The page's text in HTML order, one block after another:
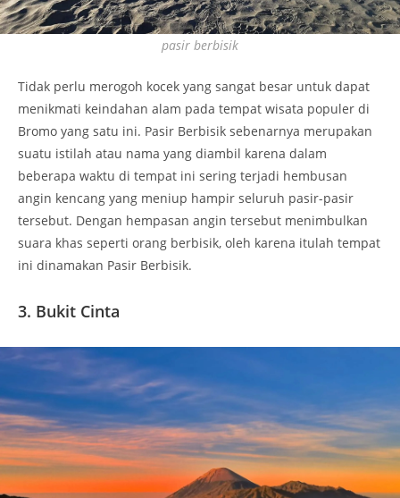
pasir berbisik
Tidak perlu merogoh kocek yang sangat besar untuk dapat
menikmati keindahan alam pada tempat wisata populer di
Bromo yang satu ini. Pasir Berbisik sebenarnya merupakan
suatu istilah atau nama yang diambil karena dalam
beberapa waktu di tempat ini sering terjadi hembusan
angin kencang yang meniup hampir seluruh pasir-pasir
tersebut. Dengan hempasan angin tersebut menimbulkan
suara khas seperti orang berbisik, oleh karena itulah tempat
ini dinamakan Pasir Berbisik.
3. Bukit Cinta